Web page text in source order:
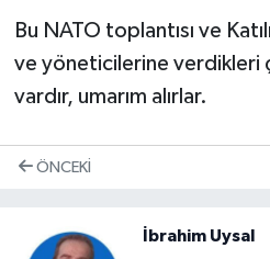
Bu NATO toplantısı ve
ve yöneticilerine verdikleri
vardır, umarım alırlar.
ÖNCEKI
İbrahim Uysal